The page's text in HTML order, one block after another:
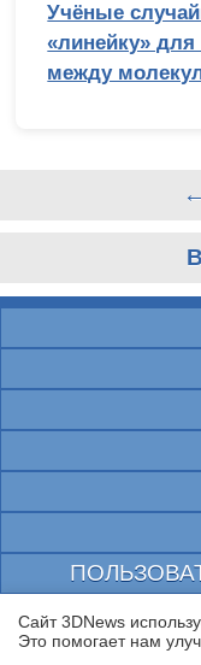
Учёные
«линейку» для
между
© 1997—2026 Электронное
Сайт 3DNews
Это помогает нам